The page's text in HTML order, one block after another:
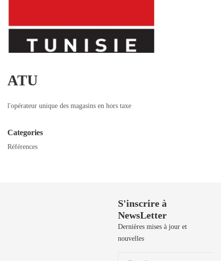
ATU
l'opérateur unique des magasins en hors taxe
Categories
Références
S'inscrire à
NewsLetter
Dernières mises à jour et
nouvelles